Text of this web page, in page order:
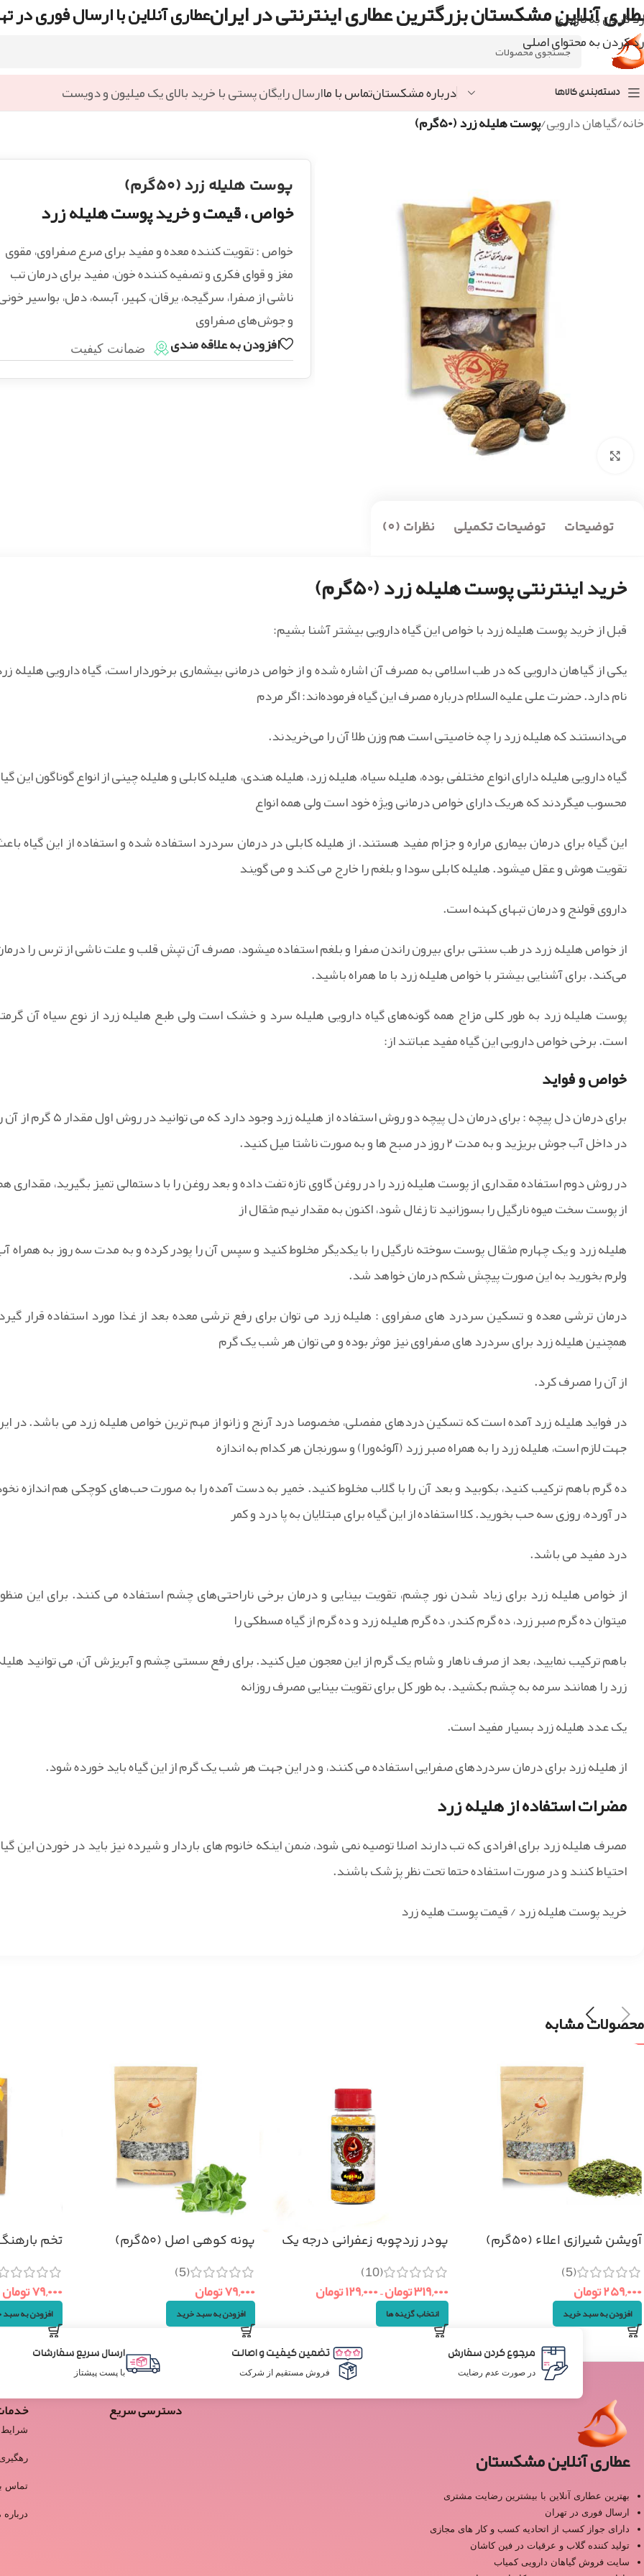
رد کردن به ناوبری
رد کردن به محتوای اصلی
آنلاین مشکستان بزرگترین عطاری اینترنتی در ایرانعطاری آنلاین با ارسال فوری در
دسته‌بندی کالاها درباره مشکستانتماس با ماارسال رایگان پستی با خرید بالای یک میلیون و دویست
خانه/گیاهان دارویی/پوست هلیله زرد (۵۰گرم)
پوست هلیله زرد (۵۰گرم)
خواص ، قیمت و خرید پوست هلیله زرد
خواص : تقویت کننده معده و مفید برای صرع صفراوی، مقوی
مغز و قوای فکری و تصفیه کننده خون، مفید برای درمان تب
ناشی از صفرا، سرگیجه، یرقان، کهیر، آبسه، دمل، بواسیر
و جوش‌های صفراوی
افزودن به علاقه مندی
ضمانت کیفیت
توضیحات توضیحات تکمیلی نظرات (0)
خرید اینترنتی پوست هلیله زرد (۵۰گرم)
قبل از خرید پوست هلیله زرد با خواص این گیاه دارویی بیشتر آشنا بشیم:
یکی از گیاهان دارویی که در طب اسلامی به مصرف آن اشاره شده و از خواص درمانی بیشماری برخوردار است، گیاه دارویی هلیله
نام دارد. حضرت علی علیه السلام درباره مصرف این گیاه فرموده‌اند: اگر مردم
می‌دانستند که هلیله زرد را چه خاصیتی است هم‌ وزن طلا آن را می‌خریدند.
گیاه دارویی هلیله دارای انواع مختلفی بوده، هلیله سیاه، هلیله زرد، هلیله هندی، هلیله کابلی و هلیله چینی از انواع گوناگون این
محسوب میگردند که هریک دارای خواص درمانی ویژه خود است ولی همه انواع
این گیاه برای درمان بیماری مراره و جزام مفید هستند. از هلیله کابلی در درمان سردرد استفاده شده و استفاده از این گیاه
تقویت هوش و عقل میشود. هلیله کابلی سودا و بلغم را خارج می کند و می گویند
داروی قولنج و درمان تبهای کهنه است.
از خواص هلیله زرد در طب سنتی برای بیرون راندن صفرا و بلغم استفاده میشود، مصرف آن تپش قلب و علت ناشی از ترس را
می‌کند. برای آشنایی بیشتر با خواص هلیله زرد با ما همراه باشید.
پوست هلیله زرد به طور کلی مزاج همه گونه‌های گیاه دارویی هلیله سرد و خشک است ولی طبع هلیله زرد از نوع سیاه آن
است. برخی خواص دارویی این گیاه مفید عباتند از:
خواص و فواید
برای درمان دل پیچه : برای درمان دل پیچه دو روش استفاده از هلیله زرد وجود دارد که می توانید در روش
در داخل آب جوش بریزید و به مدت ۲ روز در صبح ها و به صورت ناشتا میل کنید.
در روش دوم استفاده مقداری از پوست هلیله زرد را در روغن گاوی تازه تفت داده و بعد روغن را با دستمالی تمیز بگیرید، مقداری
از پوست سخت میوه نارگیل را بسوزانید تا زغال شود، اکنون به مقدار نیم مثقال از
هلیله زرد و یک چهارم مثقال پوست سوخته نارگیل را با یکدیگر مخلوط کنید و سپس آن را پودر کرده و به مدت سه روز به همراه
ولرم بخورید به این صورت پیچش شکم درمان خواهد شد.
درمان ترشی معده و تسکین سردرد های صفراوی : هلیله زرد می توان برای رفع ترشی معده بعد از غذا مورد استفاده قرار
همچنین هلیله زرد برای سردرد های صفراوی نیز موثر بوده و می توان هر شب یک گرم
از آن را مصرف کرد.
در فواید هلیله زرد آمده است که تسکین دردهای مفصلی، مخصوصا درد آرنج و زانو از مهم ترین خواص هلیله زرد می باشد. در
جهت لازم است، هلیله زرد را به همراه صبر زرد (آلوئه‌ورا) و سورنجان هر کدام به اندازه
ده گرم باهم ترکیب کنید، بکوبید و بعد آن را با گلاب مخلوط کنید. خمیر به دست آمده را به صورت حب‌های کوچکی هم اندازه
در آورده، روزی سه حب بخورید. کلا استفاده از این گیاه برای مبتلایان به پا درد و کمر
درد مفید می باشد.
از خواص هلیله زرد برای زیاد شدن نور چشم، تقویت بینایی و درمان برخی ناراحتی‌های چشم استفاده می کنند. برای این
میتوان ده گرم صبر زرد، ده گرم کندر، ده گرم هلیله زرد و ده گرم از گیاه مسطکی را
باهم ترکیب نمایید، بعد از صرف ناهار و شام یک گرم از این معجون میل کنید. برای رفع سستی چشم و آبریزش آن، می توانید
زرد را همانند سرمه به چشم بکشید. به طور کل برای تقویت بینایی مصرف روزانه
یک عدد هلیله زرد بسیار مفید است.
از هلیله زرد برای درمان سردردهای صفرایی استفاده می کنند، و در این جهت هر شب یک گرم از این گیاه باید خورده شود.
مضرات استفاده از هلیله زرد
مصرف هلیله زرد برای افرادی که تب دارند اصلا توصیه نمی شود، ضمن اینکه خانوم های باردار و شیرده نیز باید در خوردن این
احتیاط کنند و در صورت استفاده حتما تحت نظر پزشک باشند.
خرید پوست هلیله زرد / قیمت پوست هلیه زرد
محصولات مشابه
آویشن شیرازی اعلاء (۵۰گرم)
(5)
۲۵۹,۰۰۰تومان
افزودن به سبد خرید
پودر زردچوبه زعفرانی درجه یک
(10)
۳۱۹,۰۰۰تومان–۱۲۹,۰۰۰تومان
انتخاب گزینه ها
پونه کوهی اصل (۵۰گرم)
(5)
۷۹,۰۰۰تومان
افزودن به سبد خرید
تخم بارهنگ
۷۹,۰۰۰تومان
افزودن به
مرجوع کردن سفارش
در صورت عدم رضایت
تضمین کیفیت و اصالت
فروش مستقیم از شرکت
ارسال سریع سفارشات
با پست پیشتاز
عطاری آنلاین مشکستان
بهترین عطاری آنلاین با بیشترین رضایت مشتری
ارسال فوری در تهران
دارای جواز کسب از اتحادیه کسب و کار های مجازی
تولید کننده گلاب و عرقیات در فین کاشان
سایت فروش گیاهان دارویی کمیاب
دسترسی سریع
تماس
درباره